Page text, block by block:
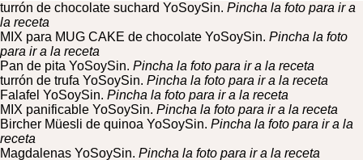
n
t
a
r
i
o
s
turrón de chocolate suchard YoSoySin. Pincha la foto para ir a
la receta
MIX para MUG CAKE de chocolate YoSoySin. Pincha la foto
para ir a la receta
Pan de pita YoSoySin. Pincha la foto para ir a la receta
turrón de trufa YoSoySin. Pincha la foto para ir a la receta
Falafel YoSoySin. Pincha la foto para ir a la receta
MIX panificable YoSoySin. Pincha la foto para ir a la receta
Bircher Müesli de quinoa YoSoySin. Pincha la foto para ir a la
receta
Magdalenas YoSoySin. Pincha la foto para ir a la receta